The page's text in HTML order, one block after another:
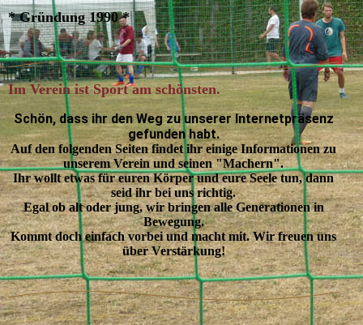
* Gründung 1990 *
Im Verein ist Sport am schönsten.
Schön, dass ihr den Weg zu unserer Internetpräsenz
gefunden habt.
Auf den folgenden Seiten findet ihr einige Informationen zu
unserem Verein und seinen "Machern".
Ihr wollt etwas für euren Körper und eure Seele tun, dann
seid ihr bei uns richtig.
Egal ob alt oder jung, wir bringen alle Generationen in
Bewegung.
Kommt doch einfach vorbei und macht mit. Wir freuen uns
über Verstärkung!